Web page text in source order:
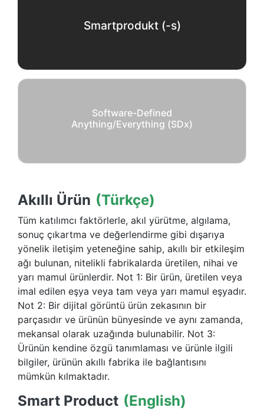
Smartprodukt (-s)
Software-Defined
Anything/Everything (SDx)
Akıllı Ürün (Türkçe)
Tüm katılımcı faktörlerle, akıl yürütme, algılama,
sonuç çıkartma ve değerlendirme gibi dışarıya
yönelik iletişim yeteneğine sahip, akıllı bir etkileşim
ağı bulunan, nitelikli fabrikalarda üretilen, nihai ve
yarı mamul ürünlerdir. Not 1: Bir ürün, üretilen veya
imal edilen eşya veya tam veya yarı mamul eşyadır.
Not 2: Bir dijital görüntü ürün zekasının bir
parçasıdır ve ürünün bünyesinde ve aynı zamanda,
mekansal olarak uzağında bulunabilir. Not 3:
Ürünün kendine özgü tanımlaması ve ürünle ilgili
bilgiler, ürünün akıllı fabrika ile bağlantısını
mümkün kılmaktadır.
Smart Product (English)